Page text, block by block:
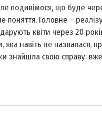
подивімося, що буде
поняття. Головне –
квіти через 20
навіть не назвалася,
знайшла свою справу: